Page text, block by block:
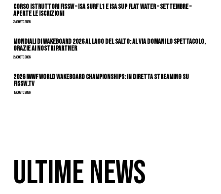
CORSO ISTRUTTORI FISSW – ISA SURF L1 e ISA SUP Flat Water – SETTEMBRE –
APERTE LE ISCRIZIONI
2 Agosto 2026
Mondiali di Wakeboard 2026 al Lago del Salto: al via domani lo spettacolo,
grazie ai nostri Partner
2 Agosto 2026
2026 IWWF WORLD WAKEBOARD CHAMPIONSHIPS: IN DIRETTA STREAMING SU
FISSW.TV
1 Agosto 2026
ULTIME NEWS